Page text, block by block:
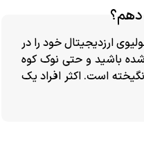
ارزدیجیتال خود را در
شده باشید و حتی نوک کوه
است. اکثر افراد یک